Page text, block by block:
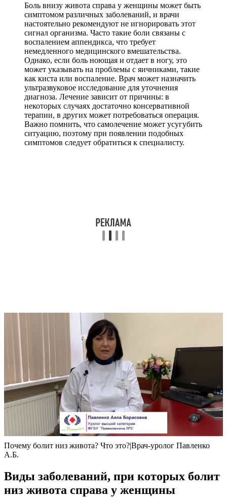
Боль внизу живота справа у женщины может быть
симптомом различных заболеваний, и врачи
настоятельно рекомендуют не игнорировать этот
сигнал организма. Часто такие боли связаны с
воспалением аппендикса, что требует
немедленного медицинского вмешательства.
Однако, если боль ноющая и отдает в ногу, это
может указывать на проблемы с яичниками, такие
как киста или воспаление. Врач может назначить
ультразвуковое исследование для уточнения
диагноза. Лечение зависит от причины: в
некоторых случаях достаточно консервативной
терапии, в других может потребоваться операция.
Важно помнить, что самолечение может усугубить
ситуацию, поэтому при появлении подобных
симптомов следует обратиться к специалисту.
Почему болит низ живота? Что это?|Врач-уролог Павленко
А.Б.
Виды заболеваний, при которых болит
низ живота справа у женщины